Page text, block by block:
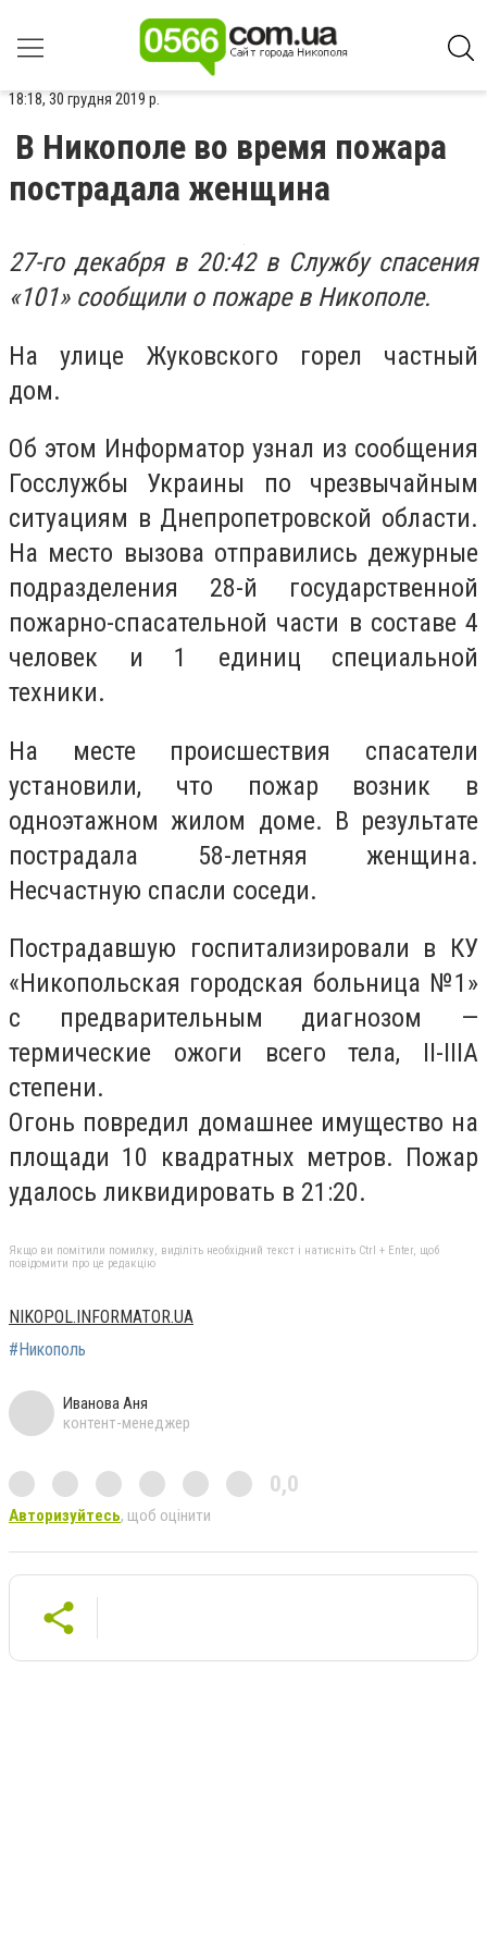
18:18, 30 грудня 2019 р.
В Никополе во время пожара
пострадала женщина
27-го декабря в 20:42 в Службу спасения
«101» сообщили о пожаре в Никополе.
На улице Жуковского горел частный
дом.
Об этом Информатор узнал из сообщения
Госслужбы Украины по чрезвычайным
ситуациям в Днепропетровской области.
На место вызова отправились дежурные
подразделения 28-й государственной
пожарно-спасательной части в составе 4
человек и 1 единиц специальной
техники.
На месте происшествия спасатели
установили, что пожар возник в
одноэтажном жилом доме. В результате
пострадала 58-летняя женщина.
Несчастную спасли соседи.
Пострадавшую госпитализировали в КУ
«Никопольская городская больница №1»
с предварительным диагнозом —
термические ожоги всего тела, II-IIIА
степени.
Огонь повредил домашнее имущество на
площади 10 квадратных метров. Пожар
удалось ликвидировать в 21:20.
Якщо ви помітили помилку, виділіть необхідний текст і натисніть Ctrl + Enter, щоб
повідомити про це редакцію
NIKOPOL.INFORMATOR.UA
#Никополь
Иванова Аня
контент-менеджер
0,0
Авторизуйтесь, щоб оцінити